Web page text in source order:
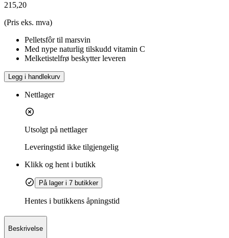
215,20
(Pris eks. mva)
Pelletsfôr til marsvin
Med nype naturlig tilskudd vitamin C
Melketistelfrø beskytter leveren
Legg i handlekurv
Nettlager
Utsolgt på nettlager
Leveringstid ikke tilgjengelig
Klikk og hent i butikk
På lager i 7 butikker
Hentes i butikkens åpningstid
Beskrivelse